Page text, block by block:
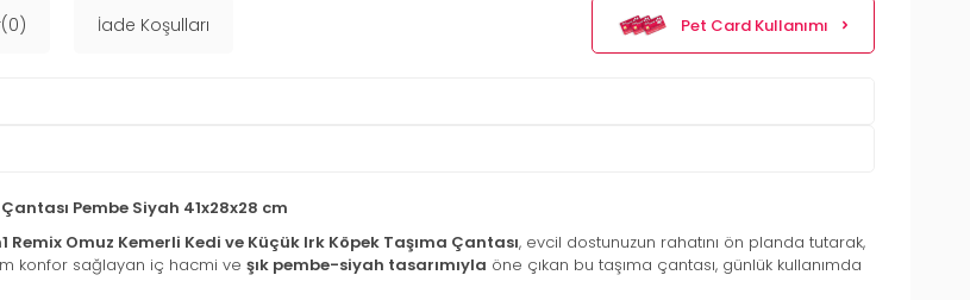
İade Koşulları Pet Card Kullanımı
Pembe Siyah 41x28x28 cm
Remix Omuz Kemerli Kedi ve Küçük Irk Köpek Taşıma Çantası, evcil dostunuzun rahatını ön planda tutarak,
konfor sağlayan iç hacmi ve şık pembe-siyah tasarımıyla öne çıkan bu taşıma çantası, günlük kullanımda